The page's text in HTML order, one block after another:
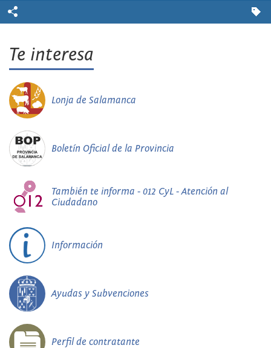
Te interesa
Lonja de Salamanca
Boletín Oficial de la Provincia
También te informa - 012 CyL - Atención al
Ciudadano
Información
Ayudas y Subvenciones
Perfil de contratante